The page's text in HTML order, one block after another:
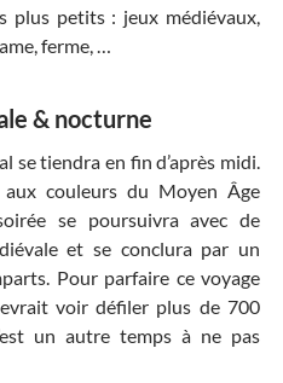
plus petits : jeux médiévaux,
ferme, …
& nocturne
se tiendra en fin d’après midi.
couleurs du Moyen Âge
se poursuivra avec de
et se conclura par un
Pour parfaire ce voyage
voir défiler plus de 700
un autre temps à ne pas